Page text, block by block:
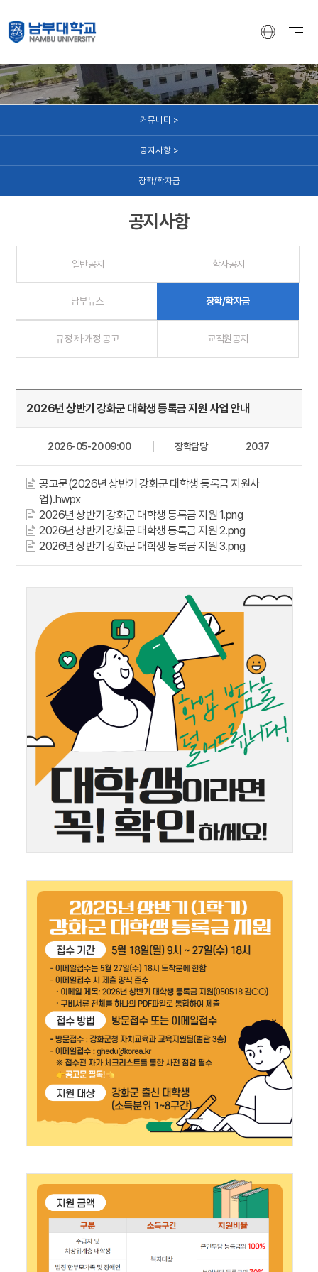
커뮤니티 >
공지사항 >
장학/학자금
공지사항
일반공지 학사공지
남부뉴스 장학/학자금
규정 제·개정 공고 교직원공지
2026년 상반기 강화군 대학생 등록금 지원 사업 안내
2026-05-20 09:00 장학담당 2037
공고문(2026년 상반기 강화군 대학생 등록금 지원사
업).hwpx
2026년 상반기 강화군 대학생 등록금 지원 1.png
2026년 상반기 강화군 대학생 등록금 지원 2.png
2026년 상반기 강화군 대학생 등록금 지원 3.png